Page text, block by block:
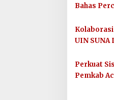
Bahas
UIN
Perkuat
Pemkab